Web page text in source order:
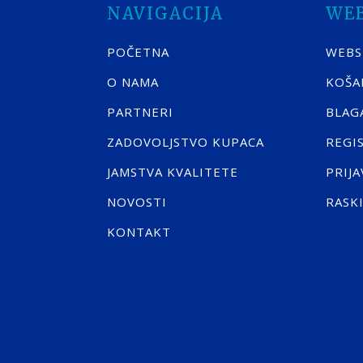
NAVIGACIJA
POČETNA
O NAMA
PARTNERI
ZADOVOLJSTVO KUPACA
JAMSTVA KVALITETE
NOVOSTI
KONTAKT